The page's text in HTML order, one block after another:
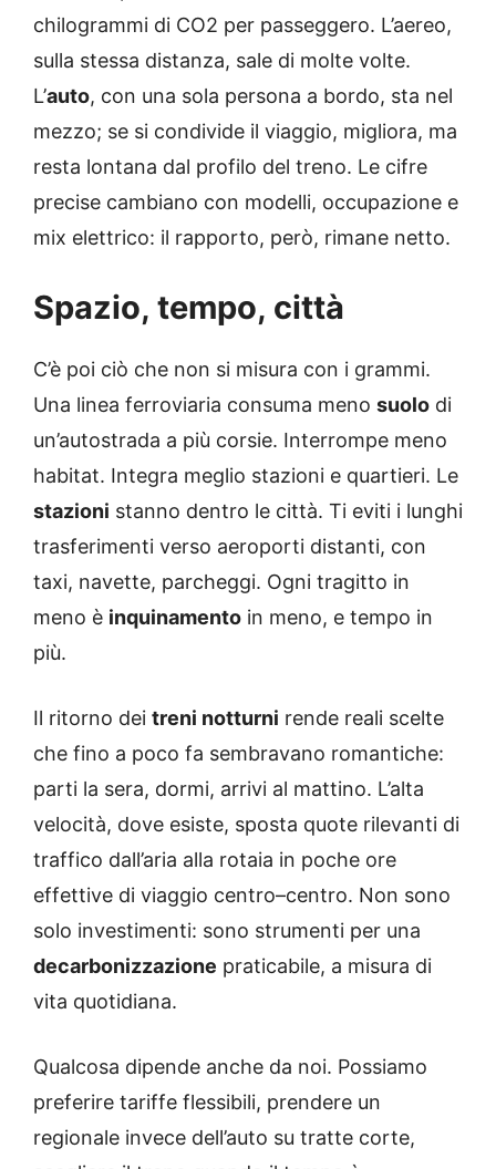
chilogrammi di CO2 per passeggero. L’aereo,
sulla stessa distanza, sale di molte volte.
L’auto, con una sola persona a bordo, sta nel
mezzo; se si condivide il viaggio, migliora, ma
resta lontana dal profilo del treno. Le cifre
precise cambiano con modelli, occupazione e
mix elettrico: il rapporto, però, rimane netto.
Spazio, tempo, città
C’è poi ciò che non si misura con i grammi.
Una linea ferroviaria consuma meno suolo di
un’autostrada a più corsie. Interrompe meno
habitat. Integra meglio stazioni e quartieri. Le
stazioni stanno dentro le città. Ti eviti i lunghi
trasferimenti verso aeroporti distanti, con
taxi, navette, parcheggi. Ogni tragitto in
meno è inquinamento in meno, e tempo in
più.
Il ritorno dei treni notturni rende reali scelte
che fino a poco fa sembravano romantiche:
parti la sera, dormi, arrivi al mattino. L’alta
velocità, dove esiste, sposta quote rilevanti di
traffico dall’aria alla rotaia in poche ore
effettive di viaggio centro–centro. Non sono
solo investimenti: sono strumenti per una
decarbonizzazione praticabile, a misura di
vita quotidiana.
Qualcosa dipende anche da noi. Possiamo
preferire tariffe flessibili, prendere un
regionale invece dell’auto su tratte corte,